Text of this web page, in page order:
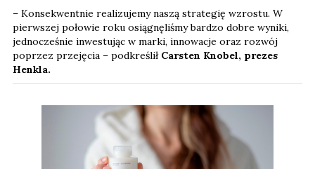
– Konsekwentnie realizujemy naszą strategię wzrostu. W
pierwszej połowie roku osiągnęliśmy bardzo dobre wyniki,
jednocześnie inwestując w marki, innowacje oraz rozwój
poprzez przejęcia – podkreślił Carsten Knobel, prezes
Henkla.